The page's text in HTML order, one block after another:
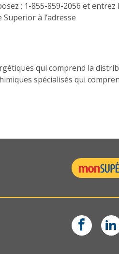
: 1-855-859-2056 et entrez
à l’adresse
qui comprend la
spécialisés qui